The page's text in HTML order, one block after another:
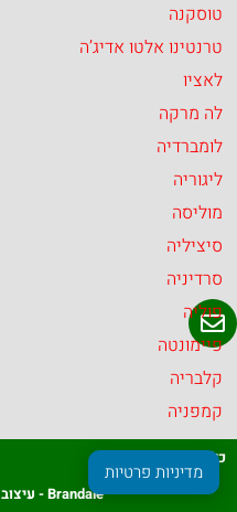
טוסקנה
טרנטינו אלטו אדיג’ה
לאציו
לה מרקה
לומברדיה
ליגוריה
מוליסה
סיציליה
סרדיניה
פוליה
פיימונטה
קלבריה
קמפניה
כל הזכויות שמורות
Brandale - עיצוב ובניית אתרי אינטרנט
מדיניות פרטיות